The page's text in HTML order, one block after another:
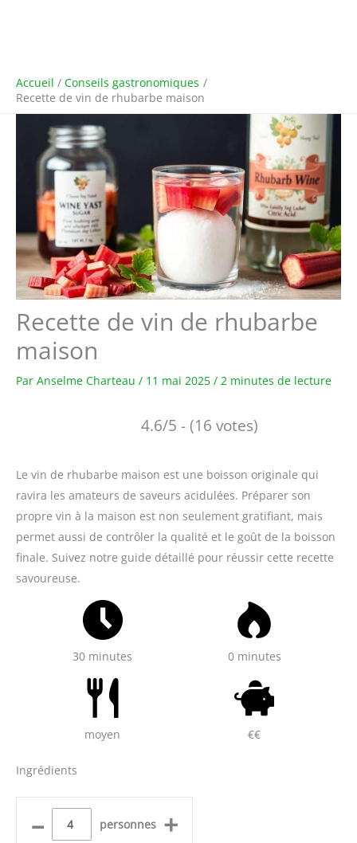
Accueil
Conseils gastronomiques
Recette de vin de rhubarbe maison
Recette de vin de rhubarbe
maison
Par Anselme Charteau / 11 mai 2025 / 2 minutes de lecture
4.6/5 - (16 votes)
Le vin de rhubarbe maison est une boisson originale qui
ravira les amateurs de saveurs acidulées. Préparer son
propre vin à la maison est non seulement gratifiant, mais
permet aussi de contrôler la qualité et le goût de la boisson
finale. Suivez notre guide détaillé pour réussir cette recette
savoureuse.
30 minutes 0 minutes
moyen €€
Ingrédients
– personnes +